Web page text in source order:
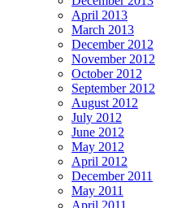
April 2013
March 2013
December 2012
November 2012
October 2012
September 2012
August 2012
July 2012
June 2012
May 2012
April 2012
December 2011
May 2011